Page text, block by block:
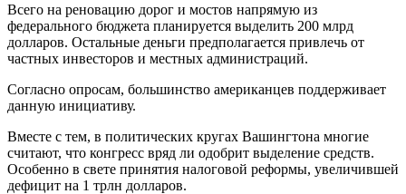
Всего на реновацию дорог и мостов напрямую из
федерального бюджета планируется выделить 200 млрд
долларов. Остальные деньги предполагается привлечь от
частных инвесторов и местных администраций.
Согласно опросам, большинство американцев поддерживает
данную инициативу.
Вместе с тем, в политических кругах Вашингтона многие
считают, что конгресс вряд ли одобрит выделение средств.
Особенно в свете принятия налоговой реформы, увеличившей
дефицит на 1 трлн долларов.